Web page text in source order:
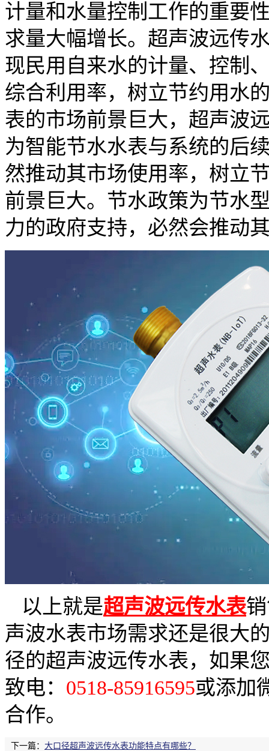
计量和水量控制工作的重要
求量大幅增长。超声波远传
现民用自来水的计量、控制
综合利用率，树立节约用水
表的市场前景巨大，超声波
为智能节水水表与系统的后
然推动其市场使用率，树立
前景巨大。节水政策为节水
力的政府支持，必然会推动
以上就是超声波远传水表
声波水表市场需求还是很大
径的超声波远传水表，如果
致电： 0518-85916595或添加
合作。
下一篇： 大口径超声波远传水表功能特点有哪些？